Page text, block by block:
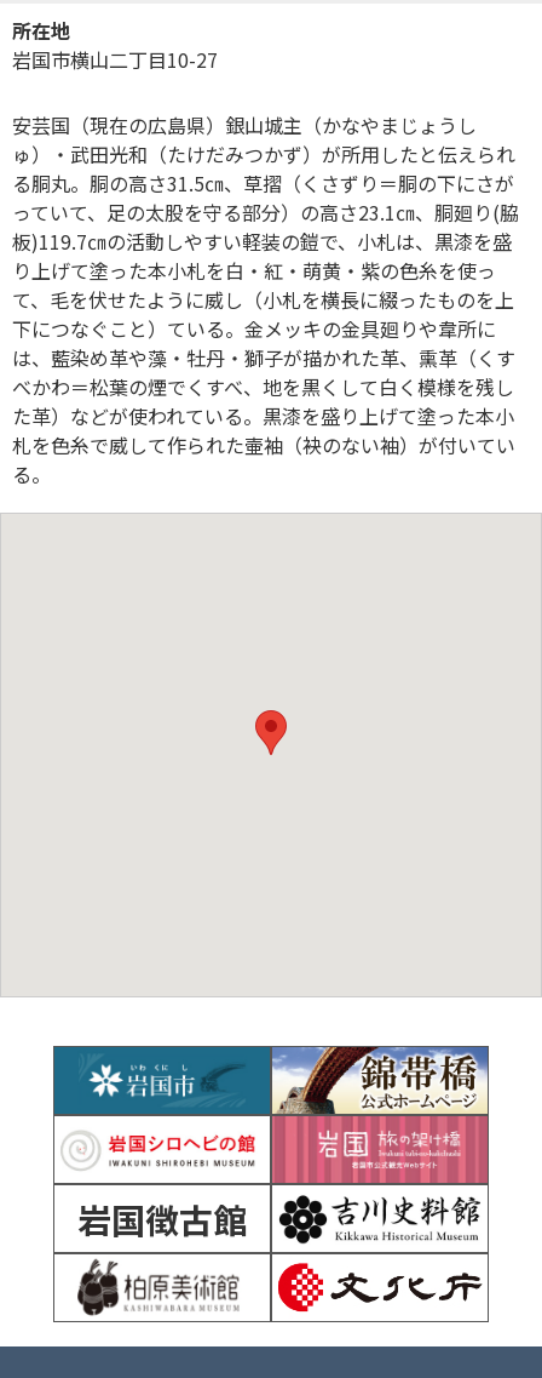
所在地
岩国市横山二丁目10-27
安芸国（現在の広島県）銀山城主（かなやまじょうし
ゅ）・武田光和（たけだみつかず）が所用したと伝えられ
る胴丸。胴の高さ31.5㎝、草摺（くさずり＝胴の下にさが
っていて、足の太股を守る部分）の高さ23.1㎝、胴廻り(脇
板)119.7㎝の活動しやすい軽装の鎧で、小札は、黒漆を盛
り上げて塗った本小札を白・紅・萌黄・紫の色糸を使っ
て、毛を伏せたように威し（小札を横長に綴ったものを上
下につなぐこと）ている。金メッキの金具廻りや韋所に
は、藍染め革や藻・牡丹・獅子が描かれた革、熏革（くす
べかわ＝松葉の煙でくすべ、地を黒くして白く模様を残し
た革）などが使われている。黒漆を盛り上げて塗った本小
札を色糸で威して作られた壷袖（袂のない袖）が付いてい
る。
岩国徴古館